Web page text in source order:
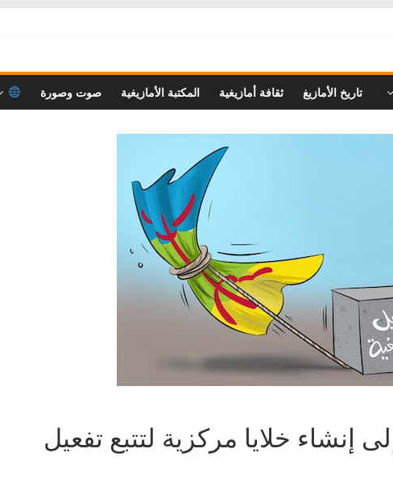
تاريخ الأمازيغ ثقافة أمازيغية المكتبة الأمازيغية صوت وصورة
إنشاء خلايا مركزية لتتبع تفعيل